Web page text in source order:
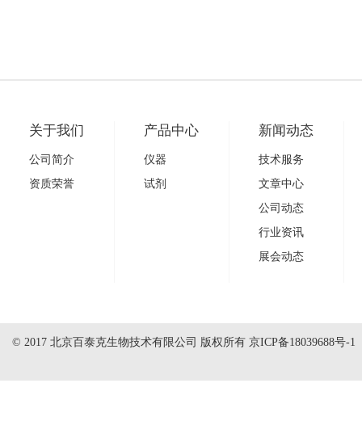
关于我们
公司简介
资质荣誉
产品中心
仪器
试剂
新闻动态
技术服务
文章中心
公司动态
行业资讯
展会动态
© 2017 北京百泰克生物技术有限公司 版权所有 京ICP备18039688号-1